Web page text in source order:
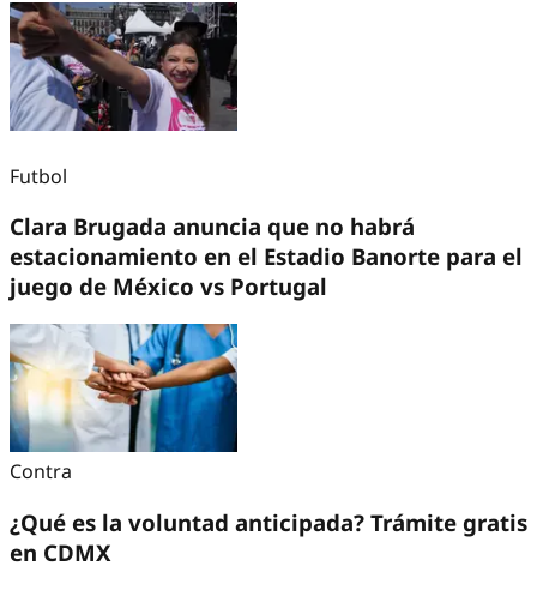
Futbol
Clara Brugada anuncia que no habrá
estacionamiento en el Estadio Banorte para el
juego de México vs Portugal
Contra
¿Qué es la voluntad anticipada? Trámite gratis
en CDMX